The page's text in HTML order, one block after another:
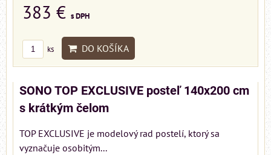
383 € s DPH
ks DO KOŠÍKA
SONO TOP EXCLUSIVE posteľ 140x200 cm
s krátkým čelom
TOP EXCLUSIVE je modelový rad postelí, ktorý sa
vyznačuje osobitým...